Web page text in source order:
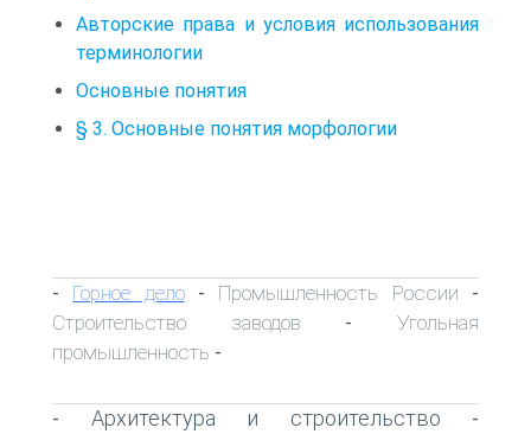
Авторские права и условия использования
терминологии
Основные понятия
§ 3. Основные понятия морфологии
- Горное дело- Промышленность России -
Строительство заводов -Угольная
промышленность -
- Архитектура и строительство -